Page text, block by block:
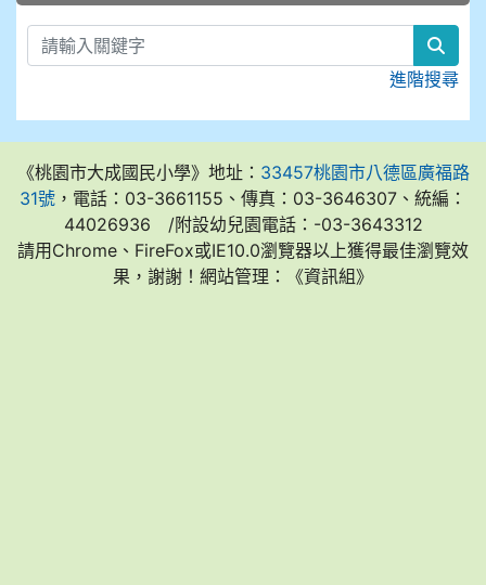
進階搜尋
《桃園市大成國民小學》地址： 33457桃園市八德區廣福路
31號 ，電話：03-3661155、傳真：03-3646307、統編：
44026936 /附設幼兒園電話：-03-3643312
請用Chrome、FireFox或IE10.0瀏覽器以上獲得最佳瀏覽效
果，謝謝！網站管理：《資訊組》